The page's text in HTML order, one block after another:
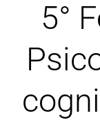
5°